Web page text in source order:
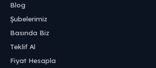
Blog
Şubelerimiz
Basında Biz
Teklif Al
Fiyat Hesapla